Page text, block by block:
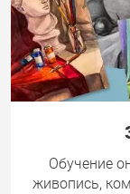
Обучение
живопись,